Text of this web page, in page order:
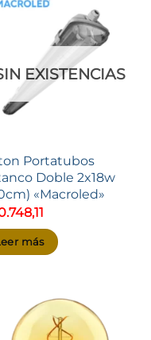
EXISTENCIAS
Portatubos
Doble 2x18w
«Macroled»
más